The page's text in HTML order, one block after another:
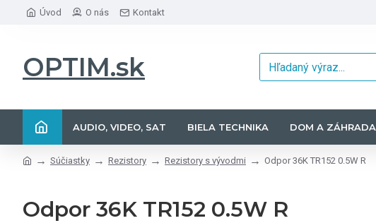
Úvod O nás Kontakt
OPTIM.sk
AUDIO, VIDEO, SAT BIELA TECHNIKA DOM A ZÁHRADA
Súčiastky Rezistory Rezistory s vývodmi Odpor 36K TR152 0.5W R
Odpor 36K TR152 0.5W R